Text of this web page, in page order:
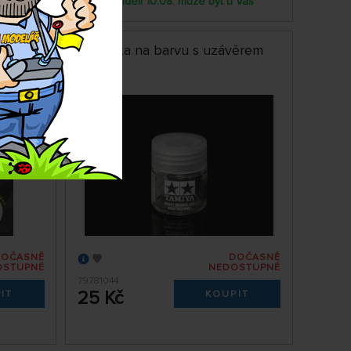
Lahvička na barvu s uzávěrem
79781044
25 Kč
DOČASNĚ
NEDOSTUPNÉ
KOUPIT